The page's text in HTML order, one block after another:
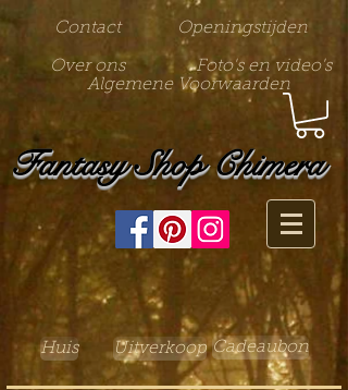
Contact Openingstijden
Over ons
Foto's en video's
Algemene Voorwaarden
Fantasy Shop Chimera
Huis Uitverkoop Cadeaubon